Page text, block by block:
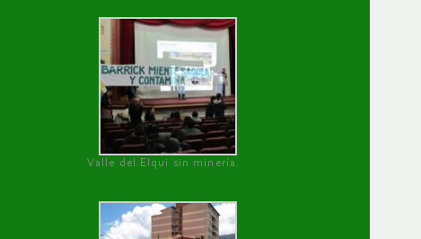
Valle del Elqui sin minería.